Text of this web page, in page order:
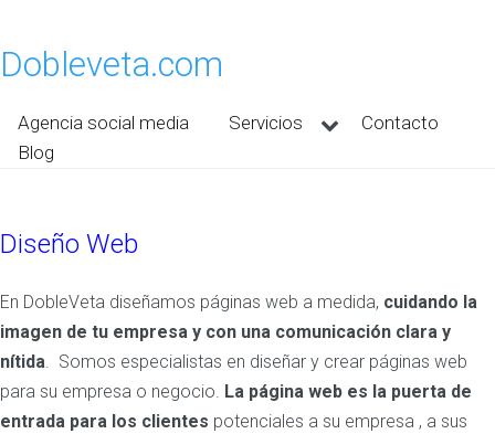
Dobleveta.com
Agencia social media Servicios
Contacto
Blog
Diseño Web
En DobleVeta diseñamos páginas web a medida, cuidando la
imagen de tu empresa y con una comunicación clara y
nítida. Somos especialistas en diseñar y crear páginas web
para su empresa o negocio. La página web es la puerta de
entrada para los clientes potenciales a su empresa , a sus